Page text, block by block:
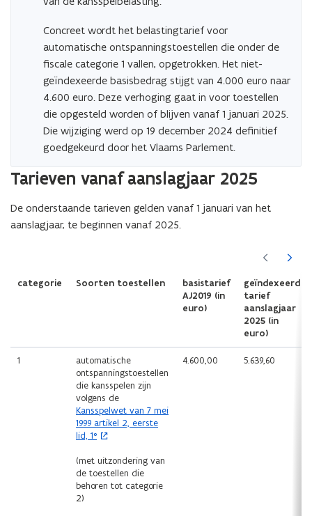
Concreet wordt het belastingtarief voor
automatische ontspanningstoestellen die onder de
fiscale categorie 1 vallen, opgetrokken. Het niet-
geïndexeerde basisbedrag stijgt van 4.000 euro naar
4.600 euro. Deze verhoging gaat in voor toestellen
die opgesteld worden of blijven vanaf 1 januari 2025.
Die wijziging werd op 19 december 2024 definitief
goedgekeurd door het Vlaams Parlement.
Tarieven vanaf aanslagjaar 2025
De onderstaande tarieven gelden vanaf 1 januari van het
aanslagjaar, te beginnen vanaf 2025.
categorie Soorten toestellen
basistarief
AJ2019 (in
euro)
geïndexeerd
tarief
aanslagjaar
2025 (in
euro)
1
automatische
ontspanningstoestellen
die kansspelen zijn
volgens de
Kansspelwet van 7 mei
1999 artikel 2, eerste
lid, 1°
(
o
p
n
t
i
n
(met uitzondering van
de toestellen die
behoren tot categorie
2)
4.600,00 5.639,60